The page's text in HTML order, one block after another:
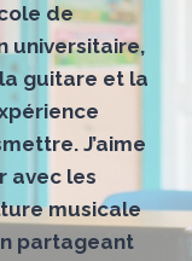
de
universitaire,
guitare et la
J’aime
avec les
musicale
partageant